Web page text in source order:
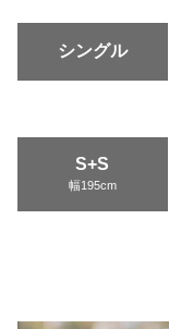
シングル
S+S
幅195cm